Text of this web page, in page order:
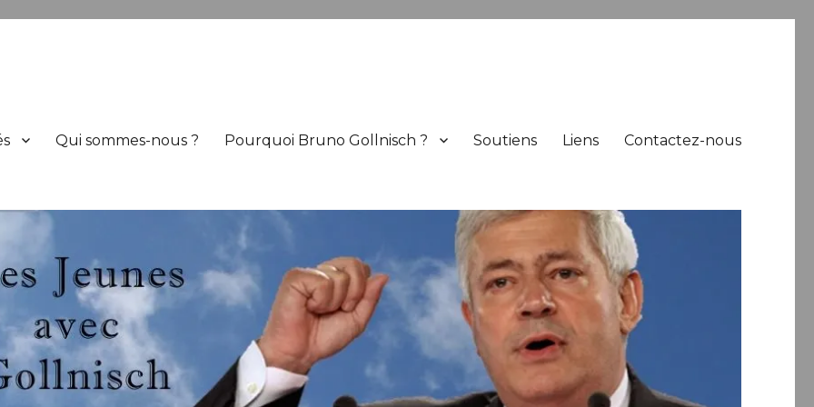
Qui sommes-nous ? Pourquoi Bruno Gollnisch ? Soutiens Liens Contactez-nous